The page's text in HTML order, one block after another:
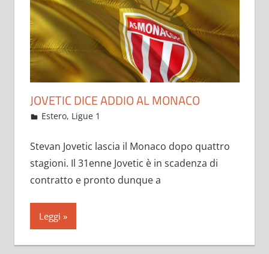
JOVETIC DICE ADDIO AL MONACO
Maggio 25, 2021
admin
Estero, Ligue 1
Stevan Jovetic lascia il Monaco dopo quattro
stagioni. Il 31enne Jovetic è in scadenza di
contratto e pronto dunque a
Leggi